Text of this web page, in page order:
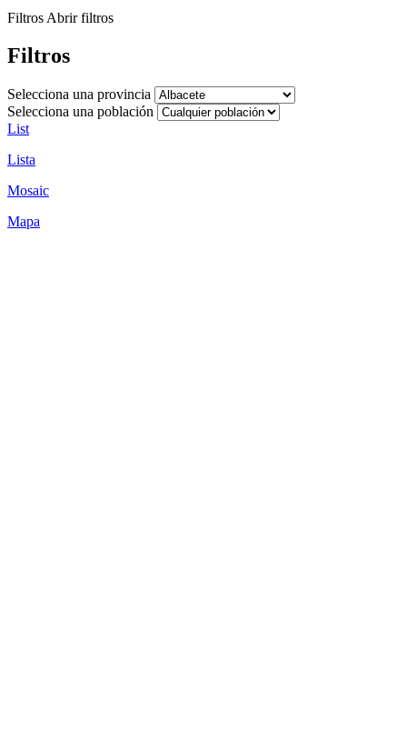
Filtros Abrir filtros
Filtros
Selecciona una provincia
Selecciona una población
List
Lista
Mosaic
Mapa